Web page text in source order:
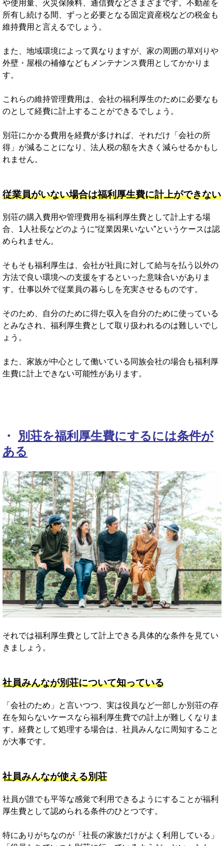
や使用量、火災保険料、通信費などさまざまです。不動産を
所有し続ける間、ずっと必要となる固定資産税などの税金も
維持費用と言えるでしょう。
また、地域環境によって異なりますが、家の周囲の草刈りや
外壁・屋根の補修などもメンテナンス費用としてかかりま
す。
これらの維持管理費用は、会社の福利厚生のために必要なも
のとして経費に計上することができるでしょう。
別荘にかかる費用を経費が多ければ、それだけ「会社の所
得」が減ることになり、法人税の額を大きく減らせるかもし
れません。
従業員がいない場合は福利厚生費に計上ができない
別荘の購入費用や管理費用を福利厚生費として計上する場
合、1人社長などのように“従業因果いない”というケースは認
められません。
そもそも福利厚生は、会社が社員に対して給与を払う以外の
方法で良い環境への支援をするといった意味合いがありま
す。仕事以外で従業員の暮らしを充実させるものです。
そのため、自分のために得た収入を自分のために使っている
とみなされ、福利厚生費として取り扱われるのは難しいでし
ょう。
また、家族が中心として働いている同族会社の場合も福利厚
生費に計上できない可能性があります。
・
別荘を福利厚生費にするには条件が
ある
それでは福利厚生費として計上できる具体的な条件を見てい
きましょう。
社員みんなが別荘について知っている
「会社のため」と言いつつ、実は役員など一部しか別荘の存
在を知らないケースなら福利厚生費での計上が難しくなりま
す。経費として処理する場合は、社員みんなに周知すること
が大事です。
社員みんなが使える別荘
社員が誰でも平等な感覚で利用できるようにすることが福利
厚生費として認められる条件のひとつです。
特にありがちなのが「社長の家族だけがよく利用している」